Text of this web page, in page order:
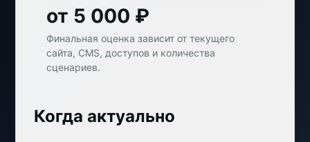
от 5 000 ₽
Финальная оценка зависит от текущего
сайта, CMS, доступов и количества
сценариев.
Когда актуально